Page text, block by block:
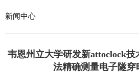
新闻中心
韦恩州立大学研发新attoclock技
法精确测量电子隧穿